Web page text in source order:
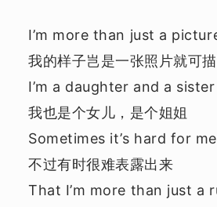
I’m more than just a
我的样子岂是一张照片就可
I’m a daughter and a sister
我也是个女儿，是个姐姐
Sometimes it’s hard for
不过有时很难表露出来
That I’m more than just a